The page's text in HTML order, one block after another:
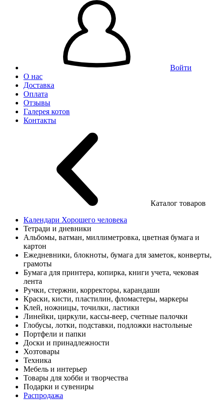
Войти
О нас
Доставка
Оплата
Отзывы
Галерея котов
Контакты
Каталог товаров
Календари Хорошего человека
Тетради и дневники
Альбомы, ватман, миллиметровка, цветная бумага и
картон
Ежедневники, блокноты, бумага для заметок, конверты,
грамоты
Бумага для принтера, копирка, книги учета, чековая
лента
Ручки, стержни, корректоры, карандаши
Краски, кисти, пластилин, фломастеры, маркеры
Клей, ножницы, точилки, ластики
Линейки, циркули, кассы-веер, счетные палочки
Глобусы, лотки, подставки, подложки настольные
Портфели и папки
Доски и принадлежности
Хозтовары
Техника
Мебель и интерьер
Товары для хобби и творчества
Подарки и сувениры
Распродажа